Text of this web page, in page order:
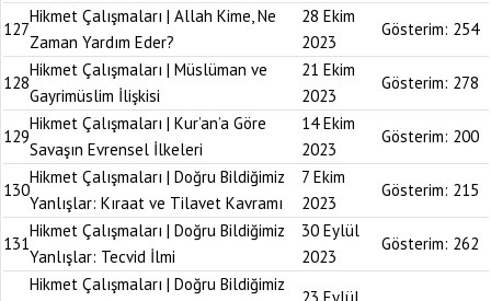
127
Hikmet Çalışmaları | Allah Kime, Ne
Zaman Yardım Eder?
28 Ekim
2023
Gösterim: 254
128
Hikmet Çalışmaları | Müslüman ve
Gayrimüslim İlişkisi
21 Ekim
2023
Gösterim: 278
129
Hikmet Çalışmaları | Kur’an’a Göre
Savaşın Evrensel İlkeleri
14 Ekim
2023
Gösterim: 200
130
Hikmet Çalışmaları | Doğru Bildiğimiz
Yanlışlar: Kıraat ve Tilavet Kavramı
7 Ekim
2023
Gösterim: 215
131
Hikmet Çalışmaları | Doğru Bildiğimiz
Yanlışlar: Tecvid İlmi
30 Eylül
2023
Gösterim: 262
Hikmet Çalışmaları | Doğru Bildiğimiz